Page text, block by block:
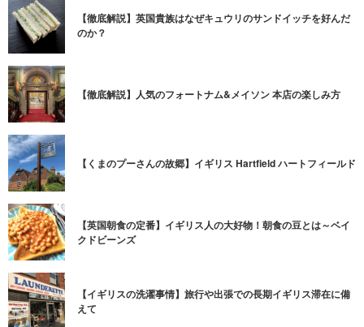
【徹底解説】英国貴族はなぜキュウリのサンドイッチを好んだ
のか？
【徹底解説】人気のフォートナム&メイソン 本店の楽しみ方
【くまのプーさんの故郷】イギリス Hartfield ハートフィールド
【英国朝食の定番】イギリス人の大好物！朝食の豆とは～ベイ
クドビーンズ
【イギリスの洗濯事情】旅行や出張での長期イギリス滞在に備
えて